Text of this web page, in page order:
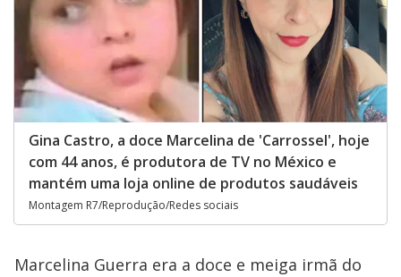
Gina Castro, a doce Marcelina de 'Carrossel', hoje
com 44 anos, é produtora de TV no México e
mantém uma loja online de produtos saudáveis
Montagem R7/Reprodução/Redes sociais
Marcelina Guerra era a doce e meiga irmã do